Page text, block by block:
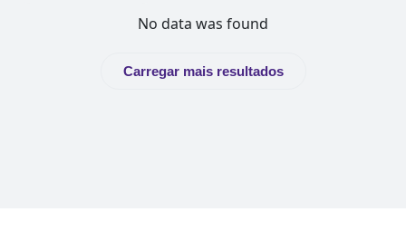
No data was found
Carregar mais resultados